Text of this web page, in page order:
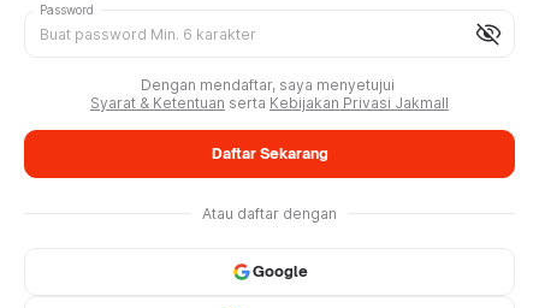
visibility_off
Password
Dengan mendaftar, saya menyetujui
Syarat & Ketentuan serta Kebijakan Privasi Jakmall
Daftar Sekarang
Atau daftar dengan
Google